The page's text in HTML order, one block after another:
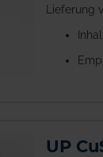
Lieferung
UP